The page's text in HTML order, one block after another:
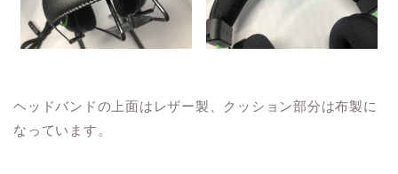
ヘッドバンドの上面はレザー製、クッション部分は布製に
なっています。